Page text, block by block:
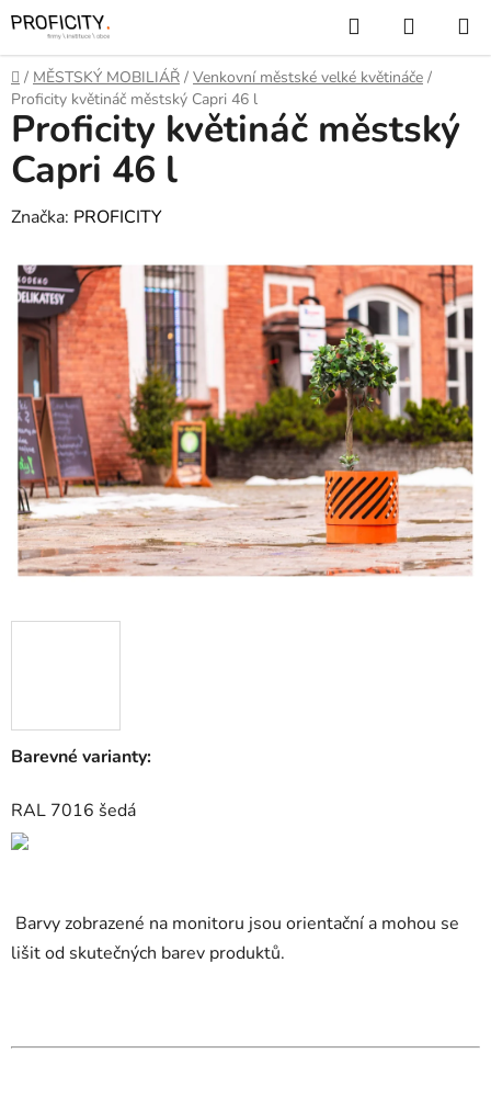
Přejít
na
obsah
Hledat
KOŠÍK
Domů
/ MĚSTSKÝ MOBILIÁŘ / Venkovní městské velké květináče /
Proficity květináč městský Capri 46 l
Barevné varianty:
RAL 7016 šedá
Barvy zobrazené na monitoru jsou orientační a mohou se
lišit od skutečných barev produktů.
Proficity květináč městský
Capri 46 l
Značka: PROFICITY